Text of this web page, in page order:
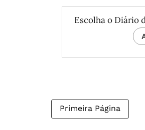
Escolha o Diário
Primeira Página